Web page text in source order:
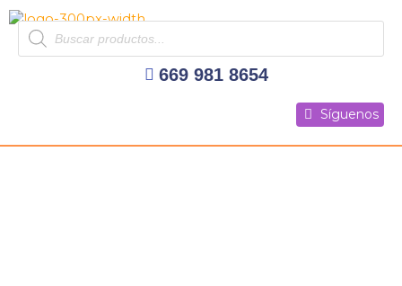
al
contenido
Products
search
669 981 8654
Síguenos